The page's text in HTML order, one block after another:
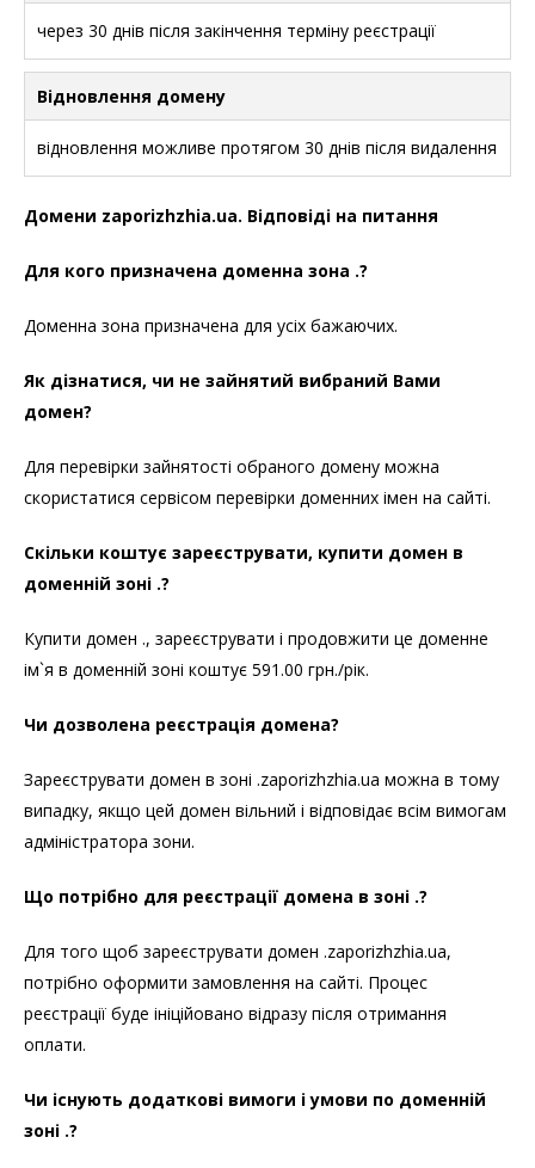
через 30 днів після закінчення терміну реєстрації
Відновлення домену
відновлення можливе протягом 30 днів після видалення
Домени zaporizhzhia.ua. Відповіді на питання
Для кого призначена доменна зона .?
Доменна зона призначена для усіх бажаючих.
Як дізнатися, чи не зайнятий вибраний Вами
домен?
Для перевірки зайнятості обраного домену можна
скористатися сервісом перевірки доменних імен на сайті.
Скільки коштує зареєструвати, купити домен в
доменній зоні .?
Купити домен ., зареєструвати і продовжити це доменне
ім`я в доменній зоні коштує 591.00 грн./рік.
Чи дозволена реєстрація домена?
Зареєструвати домен в зоні .zaporizhzhia.ua можна в тому
випадку, якщо цей домен вільний і відповідає всім вимогам
адміністратора зони.
Що потрібно для реєстрації домена в зоні .?
Для того щоб зареєструвати домен .zaporizhzhia.ua,
потрібно оформити замовлення на сайті. Процес
реєстрації буде ініційовано відразу після отримання
оплати.
Чи існують додаткові вимоги і умови по доменній
зоні .?